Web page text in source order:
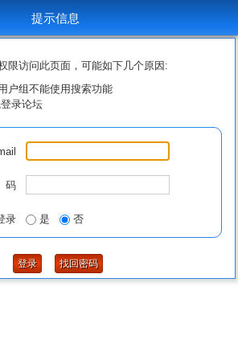
提示信息
限访问此页面，可能如下几个原因:
户组不能使用搜索功能
录论坛
码
录 是 否